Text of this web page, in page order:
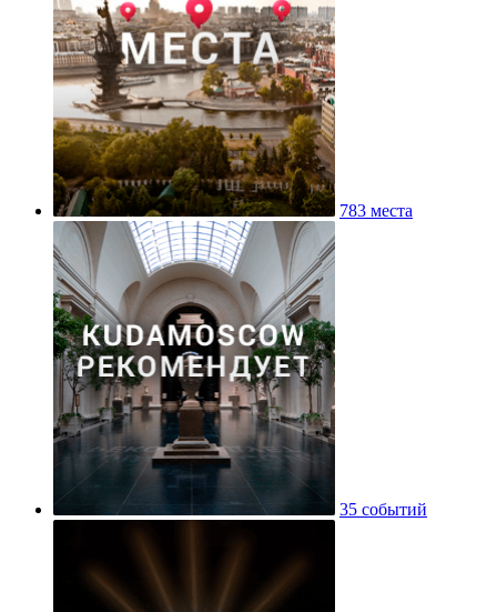
783 места
35 событий